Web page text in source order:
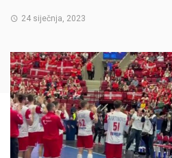
24 siječnja, 2023